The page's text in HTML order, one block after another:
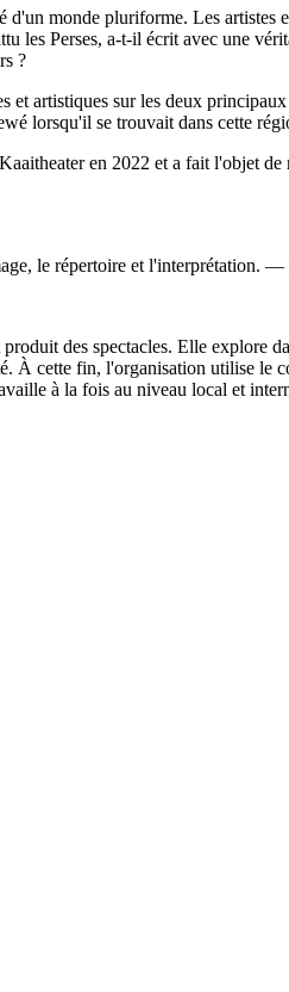
monde pluriforme. Les artistes
les Perses, a-t-il écrit avec une
?
artistiques sur les deux
lorsqu'il se trouvait dans cette
en 2022 et a fait l'objet de
le répertoire et l'interprétation. —
des spectacles. Elle explore
À cette fin, l'organisation utilise le
à la fois au niveau local et